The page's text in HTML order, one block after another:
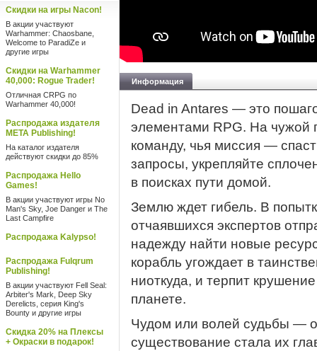
Скидки на игры Nacon!
В акции участвуют
Warhammer: Chaosbane,
Welcome to ParadiZe и
другие игры
Скидки на Warhammer
40,000: Rogue Trader!
Отличная CRPG по
Warhammer 40,000!
Распродажа издателя
META Publishing!
На каталог издателя
действуют скидки до 85%
Распродажа Hello
Games!
В акции участвуют игры No
Man's Sky, Joe Danger и The
Last Campfire
Распродажа Kalypso!
Распродажа Fulqrum
Publishing!
В акции участвуют Fell Seal:
Arbiter's Mark, Deep Sky
Derelicts, серия King's
Bounty и другие игры
Скидка 20% на Плексы
+ Окраски в подарок!
Информация
Dead in Antares — это
элементами RPG. На чужой
команду, чья миссия —
запросы, укрепляйте
в поисках пути домой.
Землю ждет гибель. В
отчаявшихся экспертов
надежду найти новые
корабль угождает в
ниоткуда, и терпит
планете.
Чудом или волей судьбы —
существование стала их